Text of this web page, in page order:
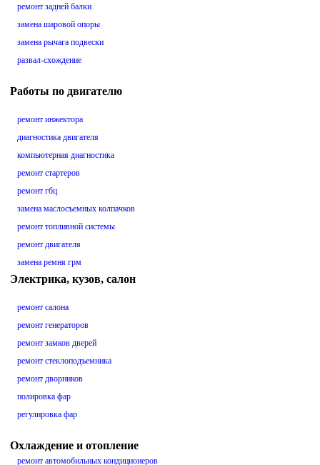
ремонт задней балки
замена шаровой опоры
замена рычага подвески
развал-схождение
Работы по двигателю
ремонт инжектора
диагностика двигателя
компьютерная диагностика
ремонт стартеров
ремонт гбц
замена маслосъемных колпачков
ремонт топливной системы
ремонт двигателя
замена ремня грм
Электрика, кузов, салон
ремонт салона
ремонт генераторов
ремонт замков дверей
ремонт стеклоподъемника
ремонт дворников
полировка фар
регулировка фар
Охлаждение и отопление
ремонт автомобильных кондиционеров